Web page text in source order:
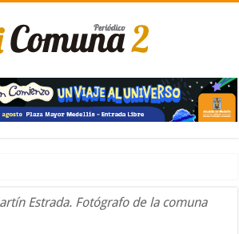
Estrada. Fotógrafo de la comuna